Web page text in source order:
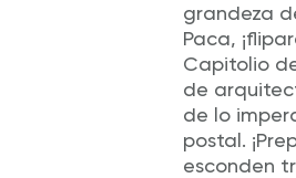
grandeza
Paca,
Capitolio
de
de lo
postal.
esconden